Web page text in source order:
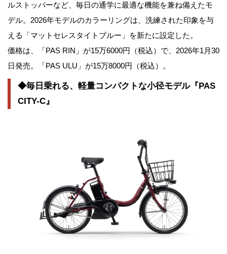
ルストッパーなど、毎日の通学に最適な機能を兼ね備えたモ
デル。2026年モデルのカラーリングは、洗練された印象を与
える「マットセレスタイトブルー」を新たに設定した。
価格は、「PAS RIN」が15万6000円（税込）で、2026年1月30
日発売。「PAS ULU」が15万8000円（税込）。
◆毎日乗れる、軽量コンパクトな小径モデル『PAS
CITY-C』